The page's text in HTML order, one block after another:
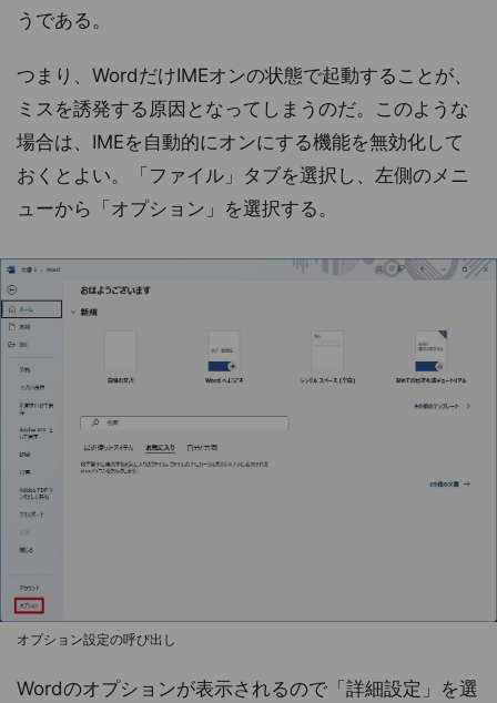
うである。
つまり、WordだけIMEオンの状態で起動することが、
ミスを誘発する原因となってしまうのだ。このような
場合は、IMEを自動的にオンにする機能を無効化して
おくとよい。「ファイル」タブを選択し、左側のメニ
ューから「オプション」を選択する。
オプション設定の呼び出し
Wordのオプションが表示されるので「詳細設定」を選